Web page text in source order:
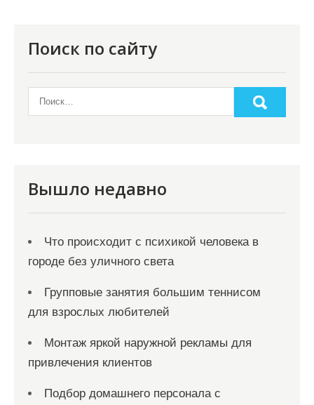
Поиск по сайту
Вышло недавно
Что происходит с психикой человека в
городе без уличного света
Групповые занятия большим теннисом
для взрослых любителей
Монтаж яркой наружной рекламы для
привлечения клиентов
Подбор домашнего персонала с